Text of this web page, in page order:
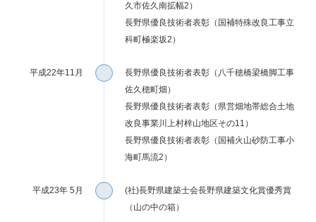
久市佐久南拡幅2）
長野県優良技術者表彰（国補特殊改良工事立
科町極楽坂2）
平成22年11月
長野県優良技術者表彰（八千穂橋梁橋脚工事
佐久穂町畑）
長野県優良技術者表彰（県営畑地帯総合土地
改良事業川上村梓山地区その11）
長野県優良技術者表彰（国補火山砂防工事小
海町馬流2）
平成23年 5月
(社)長野県建築士会長野県建築文化賞優秀賞
（山の中の箱）